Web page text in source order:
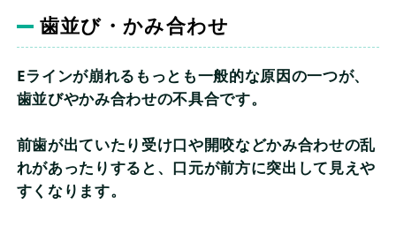
歯並び・かみ合わせ
Eラインが崩れるもっとも一般的な原因の一つが、
歯並びやかみ合わせの不具合です。
前歯が出ていたり受け口や開咬などかみ合わせの乱
れがあったりすると、口元が前方に突出して見えや
すくなります。